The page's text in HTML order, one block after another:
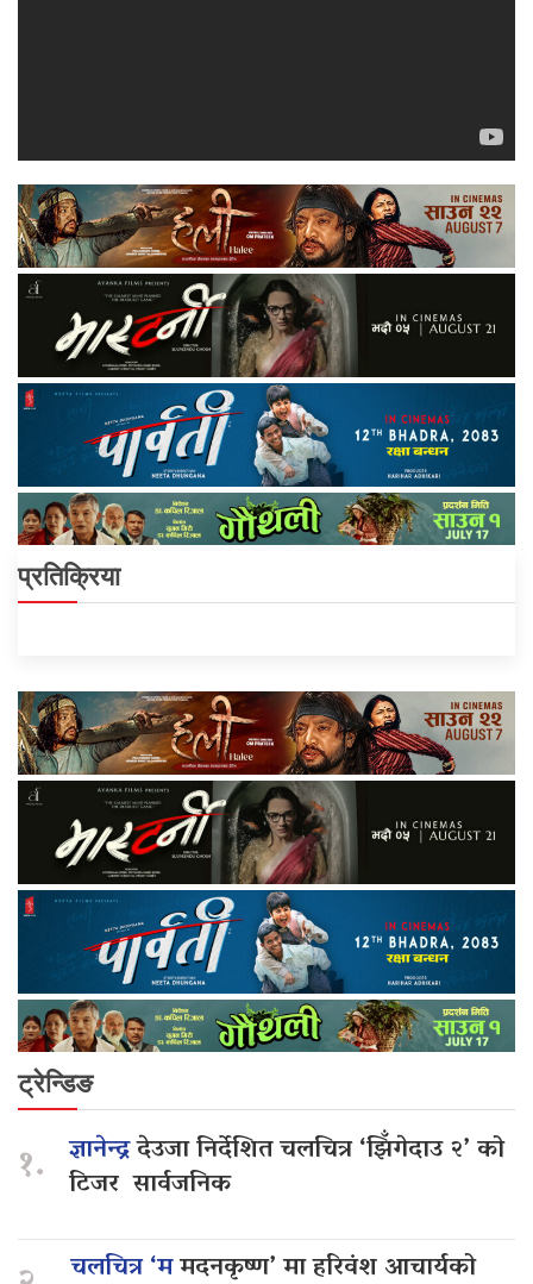
प्रतिक्रिया
ट्रेन्डिङ
१. ज्ञानेन्द्रदेउजा निर्देशित चलचित्र ‘झिँगेदाउ २’ को
टिजर सार्वजनिक
चलचित्र ‘ममदनकृष्ण’ मा हरिवंश आचार्यको